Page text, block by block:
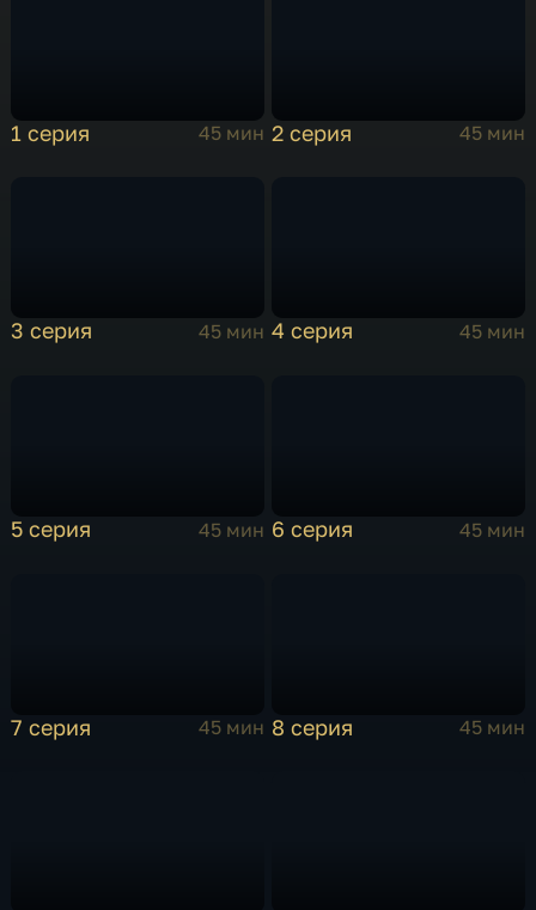
1 серия 45 мин 2 серия 45 мин
3 серия 45 мин 4 серия 45 мин
5 серия 45 мин 6 серия 45 мин
7 серия 45 мин 8 серия 45 мин